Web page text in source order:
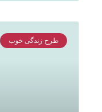
طرح زندگی خوب